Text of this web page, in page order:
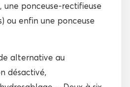
une ponceuse-rectifieuse
ou enfin une ponceuse
alternative au
désactivé,